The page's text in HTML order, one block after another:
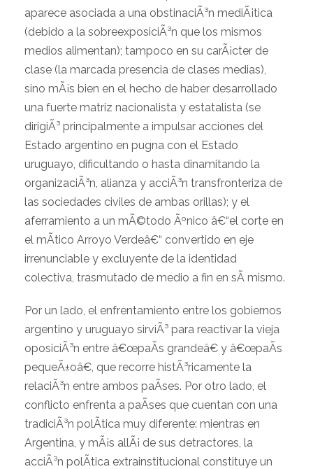
aparece asociada a una obstinaciÃ³n mediÃ¡tica
(debido a la sobreexposiciÃ³n que los mismos
medios alimentan); tampoco en su carÃ¡cter de
clase (la marcada presencia de clases medias),
sino mÃ¡s bien en el hecho de haber desarrollado
una fuerte matriz nacionalista y estatalista (se
dirigiÃ³ principalmente a impulsar acciones del
Estado argentino en pugna con el Estado
uruguayo, dificultando o hasta dinamitando la
organizaciÃ³n, alianza y acciÃ³n transfronteriza de
las sociedades civiles de ambas orillas); y el
aferramiento a un mÃ©todo Ãºnico â€“el corte en
el mÃ­tico Arroyo Verdeâ€“ convertido en eje
irrenunciable y excluyente de la identidad
colectiva, trasmutado de medio a fin en sÃ­ mismo.
Por un lado, el enfrentamiento entre los gobiernos
argentino y uruguayo sirviÃ³ para reactivar la vieja
oposiciÃ³n entre â€œpaÃ­s grandeâ€ y â€œpaÃ­s
pequeÃ±oâ€, que recorre histÃ³ricamente la
relaciÃ³n entre ambos paÃ­ses. Por otro lado, el
conflicto enfrenta a paÃ­ses que cuentan con una
tradiciÃ³n polÃ­tica muy diferente: mientras en
Argentina, y mÃ¡s allÃ¡ de sus detractores, la
acciÃ³n polÃ­tica extrainstitucional constituye un